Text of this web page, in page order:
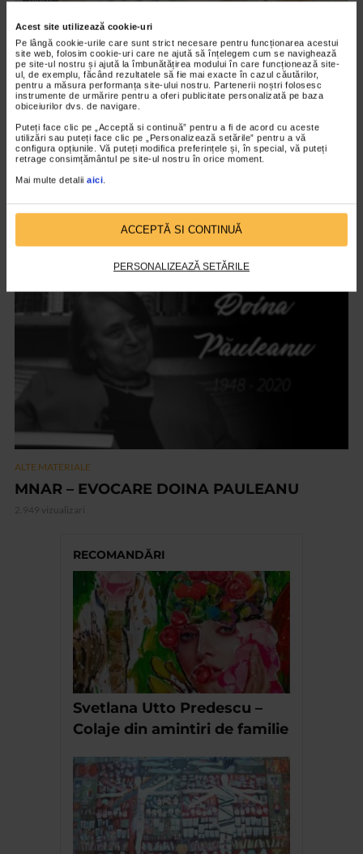
Acest site utilizează cookie-uri
Pe lângă cookie-urile care sunt strict necesare pentru funcționarea acestui
site web, folosim cookie-uri care ne ajută să înțelegem cum se navighează
pe site-ul nostru și ajută la îmbunătățirea modului în care funcționează site-
ul, de exemplu, făcând rezultatele să fie mai exacte în cazul căutărilor,
pentru a măsura performanța site-ului nostru. Partenerii noștri folosesc
instrumente de urmărire pentru a oferi publicitate personalizată pe baza
obiceiurilor dvs. de navigare.
Puteți face clic pe „Acceptă si continuă” pentru a fi de acord cu aceste
utilizări sau puteți face clic pe „Personalizează setările” pentru a vă
configura opțiunile. Vă puteți modifica preferințele și, în special, vă puteți
retrage consimțământul pe site-ul nostru în orice moment.
Mai multe detalii aici.
ACCEPTĂ SI CONTINUĂ
PERSONALIZEAZĂ SETĂRILE
VIDEO
Art Safari 2021 – editia a VIII a
ALTE MATERIALE
MNAR – EVOCARE DOINA PAULEANU
2.949 vizualizari
RECOMANDĂRI
Svetlana Utto Predescu –
Colaje din amintiri de familie